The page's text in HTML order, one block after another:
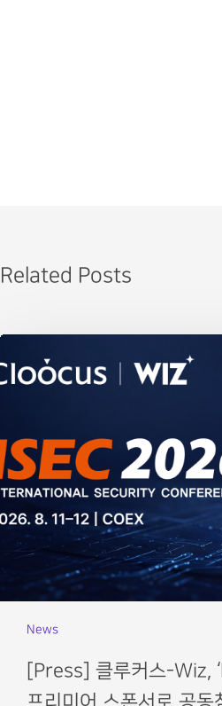
Related Posts
News
[Press] 클루커스-Wiz,
프리미어 스폰서로 공동